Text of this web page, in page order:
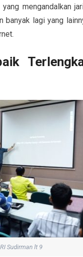
yang mengandalkan
banyak lagi yang
Sudirman lt 9